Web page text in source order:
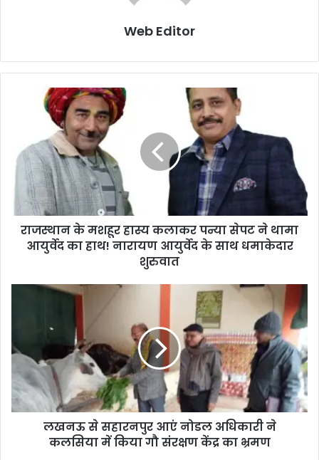
Web Editor
राजस्थान के मशहूर हास्य कलाकर पन्या सेपट ने थामा
आयुर्वेद का हाथ! नारायण आयुर्वेद के साथ धमाकेदार
शुरुवात
लखनऊ से सहारनपुर आएं नोडल अधिकारी ने
कलसिया में किया गौ संरक्षण केंद्र का भ्रमण